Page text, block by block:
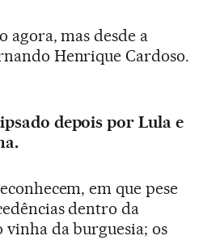
agora, mas desde a
Henrique Cardoso.
depois por Lula e
em que pese
dentro da
vinha da burguesia; os